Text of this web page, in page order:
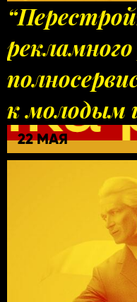
к молодым
22 МАЯ